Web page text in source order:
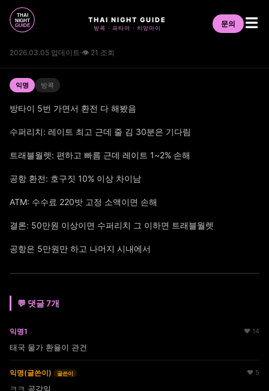
THAI NIGHT GUIDE
방콕 · 파타야 · 치앙마이 문의 ☰
2026.03.05 업데이트·👁 21 조회
익명 방콕
방타이 5번 가면서 환전 다 해봤음
수퍼리치: 레이트 최고 근데 줄 김 30분은 기다림
트래블월렛: 편하고 빠름 근데 레이트 1~2% 손해
공항 환전: 호구짓 10% 이상 차이남
ATM: 수수료 220밧 고정 소액이면 손해
결론: 50만원 이상이면 수퍼리치 그 이하면 트래블월렛
공항은 5만원만 하고 나머지 시내에서
💬 댓글 7개
익명1 ♥ 14
태국 물가 환율이 관건
익명(글쓴이) 글쓴이 ♥ 5
ㅋㅋ 공감임